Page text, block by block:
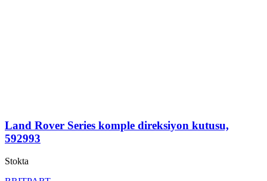
Land Rover Series komple direksiyon kutusu,
592993
Stokta